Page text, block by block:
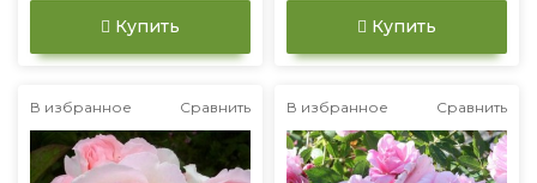
Купить Купить
В избранное Сравнить В избранное Сравнить